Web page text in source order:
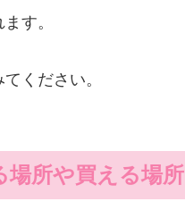
す。
ください。
場所や買える場所